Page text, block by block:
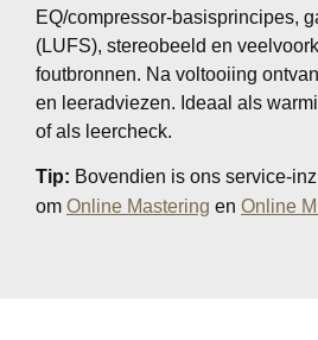
EQ/compressor-basisprincipes,
(LUFS), stereobeeld en
foutbronnen. Na voltooiing
en leeradviezen. Ideaal als
of als leercheck.
Tip: Bovendien is ons service-
om Online Mastering en Online